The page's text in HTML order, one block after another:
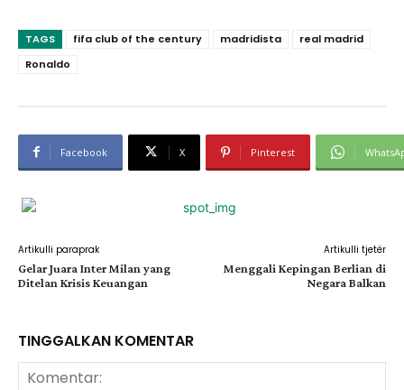
TAGS fifa club of the century madridista
real madrid
Ronaldo
Facebook X Pinterest
Artikulli paraprak
Gelar Juara Inter Milan yang
Ditelan Krisis Keuangan
Artikulli tjetër
Menggali Kepingan Berlian di
Negara Balkan
TINGGALKAN KOMENTAR